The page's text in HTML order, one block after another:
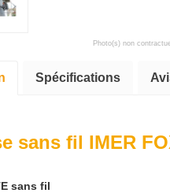
Photo(s) non
Spécifications
sans fil IMER
sans fil